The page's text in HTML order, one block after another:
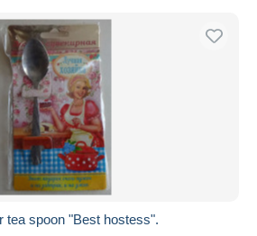
tea spoon "Вest hostess".